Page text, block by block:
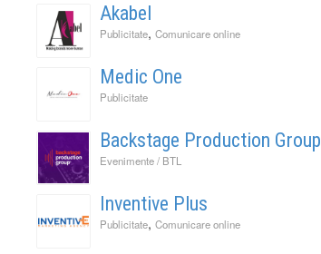
Akabel
Publicitate, Comunicare online
Medic One
Publicitate
Backstage Production Group
Evenimente / BTL
Inventive Plus
Publicitate, Comunicare online